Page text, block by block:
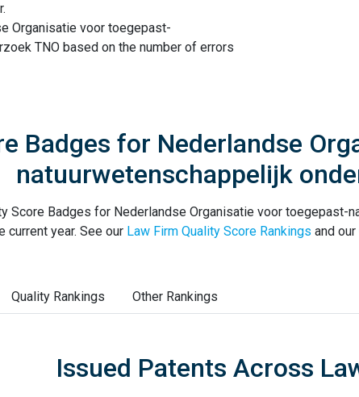
Organisatie voor toegepast-
TNO based on the number of errors
Badges for Nederlandse
natuurwetenschappelijk
Score Badges for Nederlandse Organisatie voor toegepast-
current year. See our Law Firm Quality Score Rankings and our
Quality Rankings Other Rankings
Issued Patents Across